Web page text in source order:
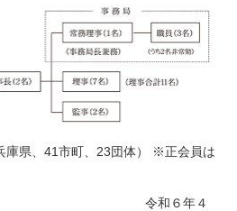
庫県、41市町、23団体） ※正会員は
会員 令和６年４